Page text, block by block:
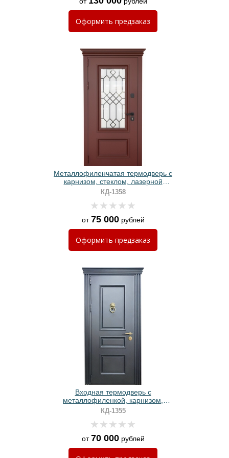
Оформить предзаказ
Металлофиленчатая термодверь с
карнизом, стеклом, лазерной
резкой и порошковым покрытием
RAL 3011
КД-1358
от75 000рублей
Оформить предзаказ
Входная термодверь с
металлофиленкой, карнизом,
кнокером и серым полимерным
покрытием
КД-1355
от70 000рублей